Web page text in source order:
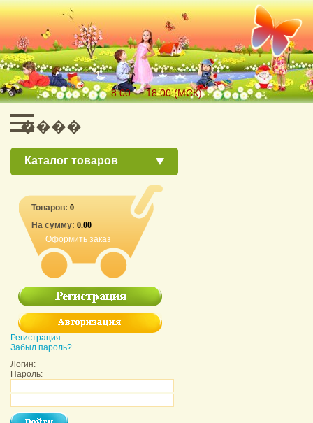
8:00 — 18:00 (МСК)
Каталог товаров
Товаров: 0
На сумму: 0.00
Оформить заказ
Регистрация
Забыл пароль?
Логин:
Пароль: